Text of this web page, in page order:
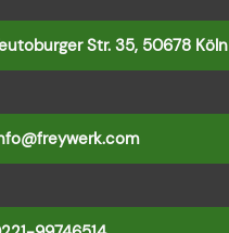
Str. 35, 50678 Köln